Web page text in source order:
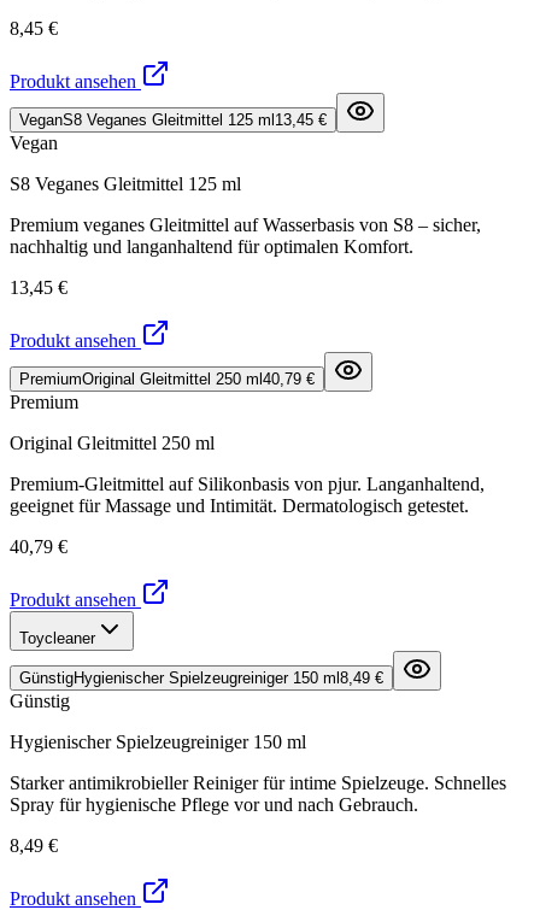
8,45 €
Produkt ansehen
VeganS8 Veganes Gleitmittel 125 ml 13,45 €
Vegan
S8 Veganes Gleitmittel 125 ml
Premium veganes Gleitmittel auf Wasserbasis von S8 – sicher,
nachhaltig und langanhaltend für optimalen Komfort.
13,45 €
Produkt ansehen
PremiumOriginal Gleitmittel 250 ml 40,79 €
Premium
Original Gleitmittel 250 ml
Premium-Gleitmittel auf Silikonbasis von pjur. Langanhaltend,
geeignet für Massage und Intimität. Dermatologisch getestet.
40,79 €
Produkt ansehen
Toycleaner
GünstigHygienischer Spielzeugreiniger 150 ml 8,49 €
Günstig
Hygienischer Spielzeugreiniger 150 ml
Starker antimikrobieller Reiniger für intime Spielzeuge. Schnelles
Spray für hygienische Pflege vor und nach Gebrauch.
8,49 €
Produkt ansehen